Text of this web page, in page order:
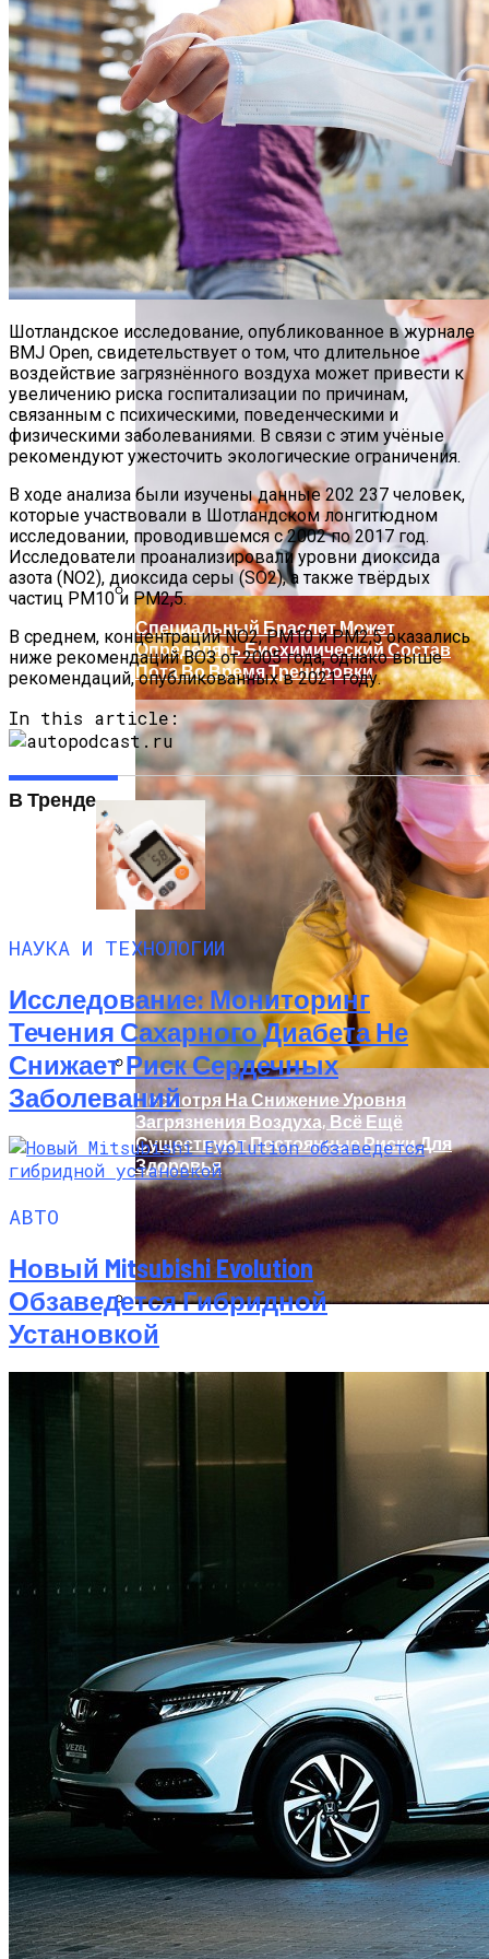
Врач Денисова Сообщила, Что
Жирной Пищи Приводит К
Тромбообразованию
Новые Методы Лечения Сердечной
Недостаточности Направлены На
Защиту Кардиомиоцитов
Специальный Браслет Может
Определять Биохимический Состав
Пота Во Время Тренировки
Несмотря На Снижение Уровня
Загрязнения Воздуха, Всё Ещё
Существуют Постоянные Риски Для
Здоровья
Шотландское исследование, опубликованное в журнале
BMJ Open, свидетельствует о том, что длительное
воздействие загрязнённого воздуха может привести к
увеличению риска госпитализации по причинам,
связанным с психическими, поведенческими и
физическими заболеваниями. В связи с этим учёные
рекомендуют ужесточить экологические ограничения.
В ходе анализа были изучены данные 202 237 человек,
которые участвовали в Шотландском лонгитюдном
исследовании, проводившемся с 2002 по 2017 год.
Исследователи проанализировали уровни диоксида
азота (NO2), диоксида серы (SO2), а также твёрдых
частиц PM10 и PM2,5.
В среднем, концентрации NO2, PM10 и PM2,5 оказались
ниже рекомендаций ВОЗ от 2005 года, однако выше
рекомендаций, опубликованных в 2021 году.
In this article:
В Тренде
НАУКА И ТЕХНОЛОГИИ
Исследование: Мониторинг
Течения Сахарного Диабета Не
Снижает Риск Сердечных
Заболеваний
АВТО
Новый Mitsubishi Evolution
Обзаведется Гибридной
Установкой